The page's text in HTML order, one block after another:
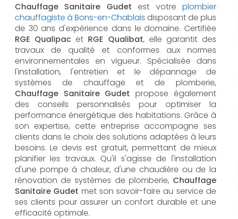
Chauffage Sanitaire Gudet est votre plombier
chauffagiste à Bons-en-Chablais disposant de plus
de 30 ans d'expérience dans le domaine. Certifiée
RGE Qualipac et RGE Qualibat, elle garantit des
travaux de qualité et conformes aux normes
environnementales en vigueur. Spécialisée dans
l'installation, l'entretien et le dépannage de
systèmes de chauffage et de plomberie,
Chauffage Sanitaire Gudet propose également
des conseils personnalisés pour optimiser la
performance énergétique des habitations. Grâce à
son expertise, cette entreprise accompagne ses
clients dans le choix des solutions adaptées à leurs
besoins. Le devis est gratuit, permettant de mieux
planifier les travaux. Qu'il s'agisse de l'installation
d'une pompe à chaleur, d'une chaudière ou de la
rénovation de systèmes de plomberie, Chauffage
Sanitaire Gudet met son savoir-faire au service de
ses clients pour assurer un confort durable et une
efficacité optimale.